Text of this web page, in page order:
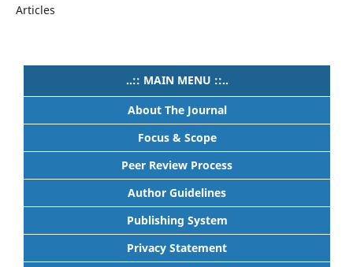
Articles
..:: MAIN MENU ::..
About The Journal
Focus & Scope
Peer Review Process
Author Guidelines
Publishing System
Privacy Statement